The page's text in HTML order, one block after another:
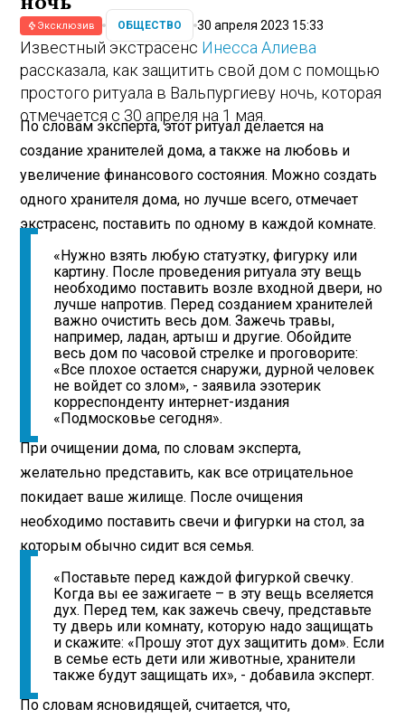
Эксклюзив ОБЩЕСТВО 30 апреля 2023 15:33
Известный экстрасенс Инесса Алиева
рассказала, как защитить свой дом с помощью
простого ритуала в Вальпургиеву ночь, которая
отмечается с 30 апреля на 1 мая.
По словам эксперта, этот ритуал делается на
создание хранителей дома, а также на любовь и
увеличение финансового состояния. Можно создать
одного хранителя дома, но лучше всего, отмечает
экстрасенс, поставить по одному в каждой комнате.
«Нужно взять любую статуэтку, фигурку или
картину. После проведения ритуала эту вещь
необходимо поставить возле входной двери, но
лучше напротив. Перед созданием хранителей
важно очистить весь дом. Зажечь травы,
например, ладан, артыш и другие. Обойдите
весь дом по часовой стрелке и проговорите:
«Все плохое остается снаружи, дурной человек
не войдет со злом», - заявила эзотерик
корреспонденту интернет-издания
«Подмосковье сегодня».
При очищении дома, по словам эксперта,
желательно представить, как все отрицательное
покидает ваше жилище. После очищения
необходимо поставить свечи и фигурки на стол, за
которым обычно сидит вся семья.
«Поставьте перед каждой фигуркой свечку.
Когда вы ее зажигаете – в эту вещь вселяется
дух. Перед тем, как зажечь свечу, представьте
ту дверь или комнату, которую надо защищать
и скажите: «Прошу этот дух защитить дом». Если
в семье есть дети или животные, хранители
также будут защищать их», - добавила эксперт.
По словам ясновидящей, считается, что,